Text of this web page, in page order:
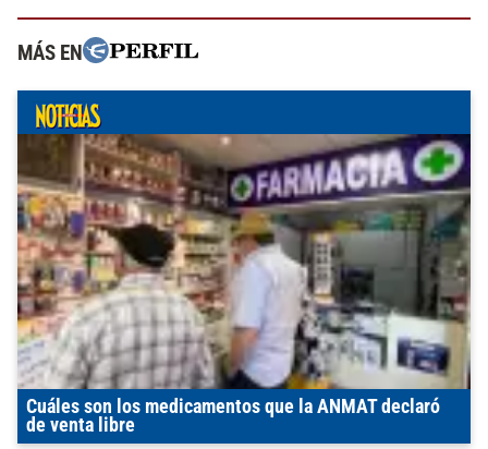
MÁS EN
Cuáles son los medicamentos que la ANMAT declaró
de venta libre